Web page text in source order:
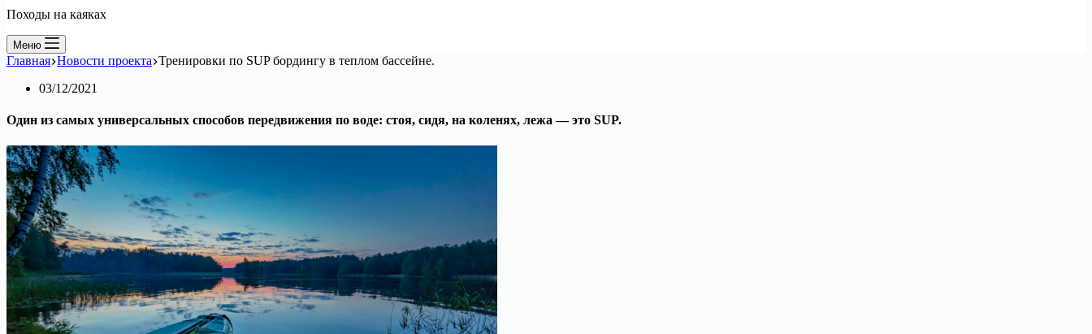
Походы на каяках
Меню
Главная Новости проекта Тренировки по SUP бордингу в теплом бассейне.
03/12/2021
Один из самых универсальных способов передвижения по воде: стоя, сидя, на коленях, лежа — это SUP.